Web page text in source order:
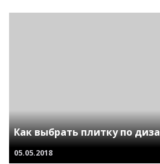
Как выбрать плитку по
05.05.2018